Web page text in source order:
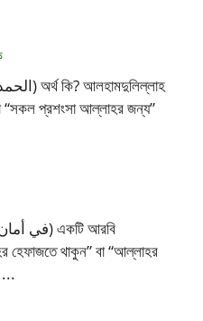
“সকল প্রশংসা আল্লাহর জন্য”
হেফাজতে থাকুন” বা “আল্লাহর
...